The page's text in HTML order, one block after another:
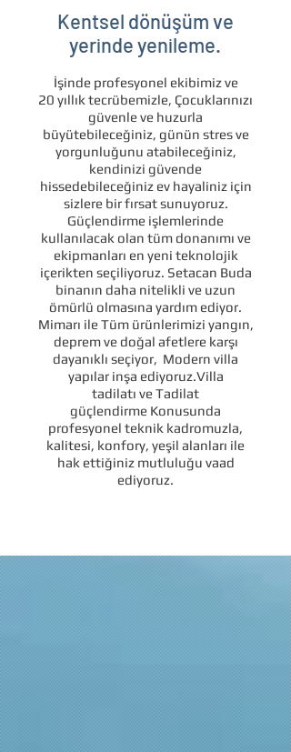
Kentsel dönüşüm ve
yerinde yenileme.
İşinde profesyonel ekibimiz ve
20 yıllık tecrübemizle, Çocuklarınızı
güvenle ve huzurla
büyütebileceğiniz, günün stres ve
yorgunluğunu atabileceğiniz,
kendinizi güvende
hissedebileceğiniz ev hayaliniz için
sizlere bir fırsat sunuyoruz.
Güçlendirme işlemlerinde
kullanılacak olan tüm donanımı ve
ekipmanları en yeni teknolojik
içerikten seçiliyoruz. Setacan Buda
binanın daha nitelikli ve uzun
ömürlü olmasına yardım ediyor.
Mimarı ile Tüm ürünlerimizi yangın,
deprem ve doğal afetlere karşı
dayanıklı seçiyor, Modern villa
yapılar inşa ediyoruz.Villa
tadilatı ve Tadilat
güçlendirme Konusunda
profesyonel teknik kadromuzla,
kalitesi, konfory, yeşil alanları ile
hak ettiğiniz mutluluğu vaad
ediyoruz.